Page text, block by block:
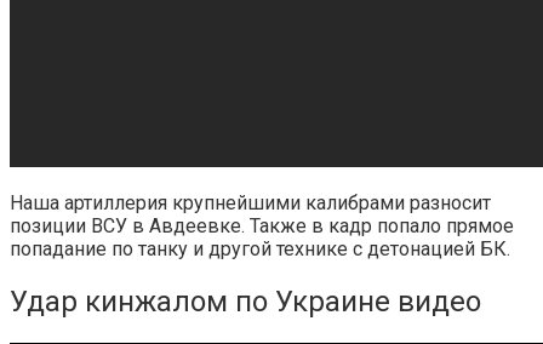
Наша артиллерия крупнейшими калибрами разносит
позиции ВСУ в Авдеевке. Также в кадр попало прямое
попадание по танку и другой технике с детонацией БК.
Удар кинжалом по Украине видео